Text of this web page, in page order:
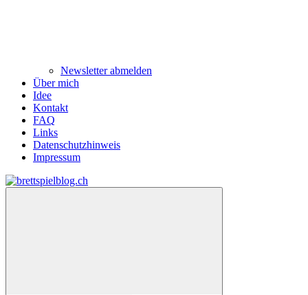
Newsletter abmelden
Über mich
Idee
Kontakt
FAQ
Links
Datenschutzhinweis
Impressum
Zum
Inhalt